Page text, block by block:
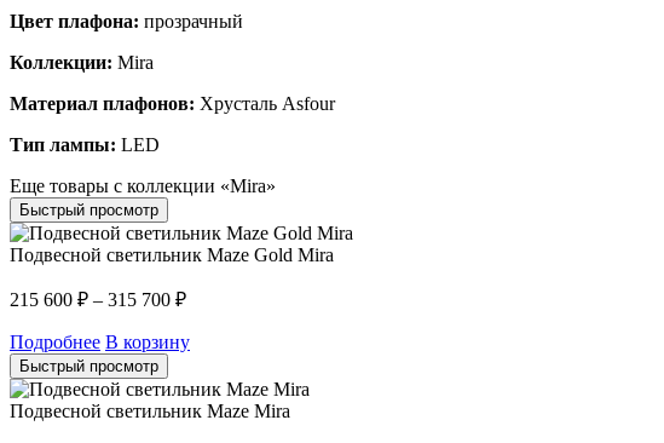
Цвет плафона: прозрачный
Коллекции: Mira
Материал плафонов: Хрусталь Asfour
Тип лампы: LED
Еще товары с коллекции «Mira»
Быстрый просмотр
Подвесной светильник Maze Gold Mira
215 600 ₽ – 315 700 ₽
Подробнее В корзину
Быстрый просмотр
Подвесной светильник Maze Mira